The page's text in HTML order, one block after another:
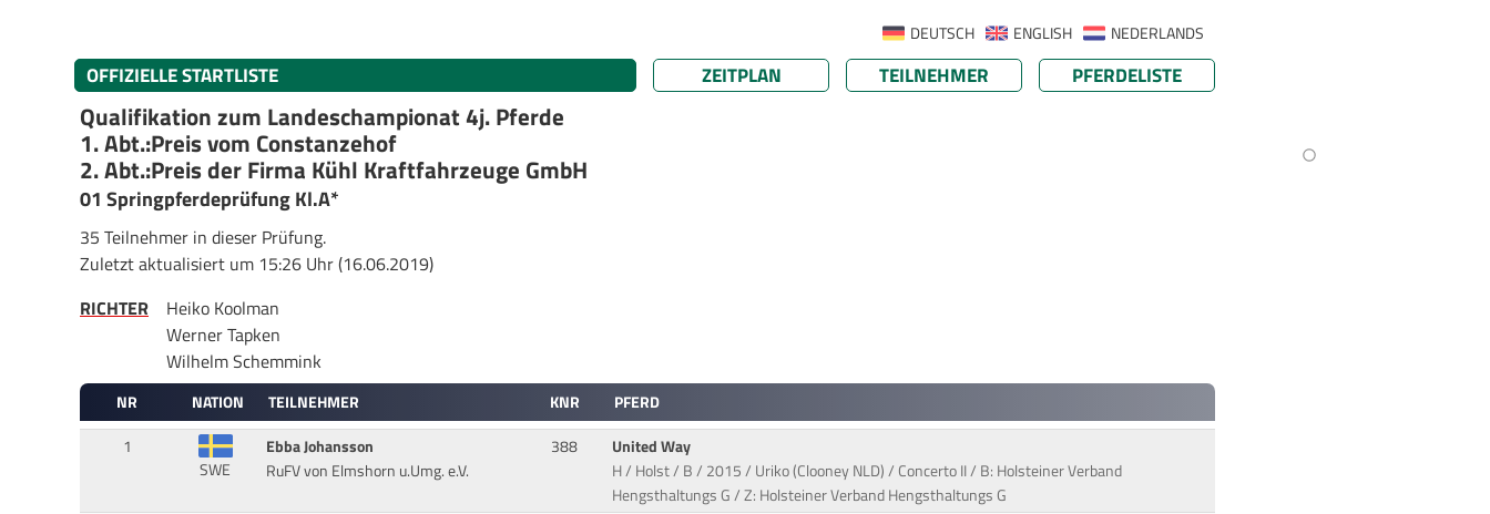
NEDERLANDS
ENGLISH
DEUTSCH
OFFIZIELLE STARTLISTE ZEITPLAN TEILNEHMER PFERDELISTE
Qualifikation zum Landeschampionat 4j. Pferde
1. Abt.:Preis vom Constanzehof
2. Abt.:Preis der Firma Kühl Kraftfahrzeuge GmbH
01 Springpferdeprüfung Kl.A*
35 Teilnehmer in dieser Prüfung.
Zuletzt aktualisiert um 15:26 Uhr (16.06.2019)
RICHTER
Heiko Koolman
Werner Tapken
Wilhelm Schemmink
NR NATION TEILNEHMER KNR
PFERD
1
SWE
Ebba Johansson
RuFV von Elmshorn u.Umg. e.V.
388
United Way
H / Holst / B / 2015 / Uriko (Clooney NLD) / Concerto II / B: Holsteiner Verband
Hengsthaltungs G / Z: Holsteiner Verband Hengsthaltungs G